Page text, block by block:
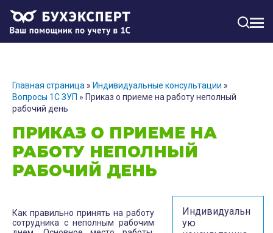
Главная страница » Индивидуальные консультации »
Вопросы 1С ЗУП » Приказ о приеме на работу неполный
рабочий день
ПРИКАЗ О ПРИЕМЕ НА
РАБОТУ НЕПОЛНЫЙ
РАБОЧИЙ ДЕНЬ
Индивидуальн
ую
Как правильно принять на работу
сотрудника с неполным рабочим